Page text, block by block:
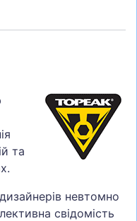
та
невтомно
свідомість